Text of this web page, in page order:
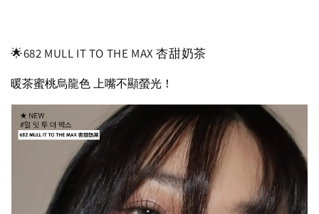
🌟682 MULL IT TO THE MAX 杏甜奶茶
暖茶蜜桃烏龍色 上嘴不顯螢光！